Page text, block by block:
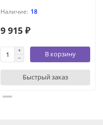
18
9 915 ₽
В корзину
Быстрый заказ